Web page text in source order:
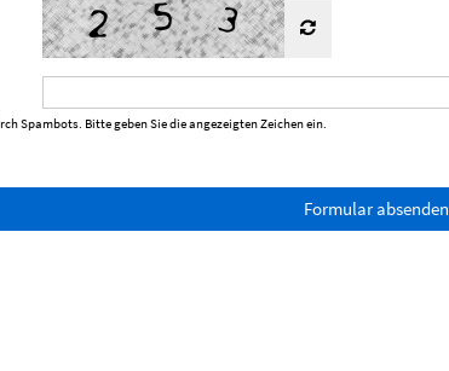
Spambots. Bitte geben Sie die angezeigten Zeichen ein.
Formular absenden